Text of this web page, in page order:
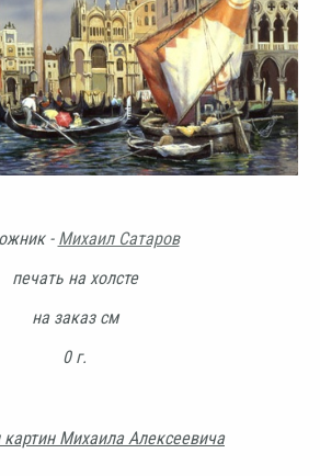
- Михаил Сатаров
печать на холсте
на заказ см
0 г.
Михаила Алексеевича